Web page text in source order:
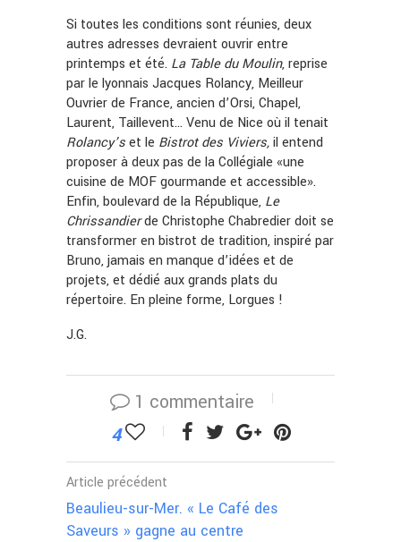
Si toutes les conditions sont réunies, deux
autres adresses devraient ouvrir entre
printemps et été. La Table du Moulin, reprise
par le lyonnais Jacques Rolancy, Meilleur
Ouvrier de France, ancien d’Orsi, Chapel,
Laurent, Taillevent… Venu de Nice où il tenait
Rolancy’set le Bistrot des Viviers,il entend
proposer à deux pas de la Collégiale «une
cuisine de MOF gourmande et accessible».
Enfin, boulevard de la République, Le
Chrissandierde Christophe Chabredier doit se
transformer en bistrot de tradition, inspiré par
Bruno, jamais en manque d’idées et de
projets, et dédié aux grands plats du
répertoire. En pleine forme, Lorgues !
J.G.
1 commentaire
4
Article précédent
Beaulieu-sur-Mer. « Le Café des
Saveurs » gagne au centre